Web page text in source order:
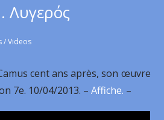
Λυγερός
/ Videos
cent ans après, son œuvre
7e. 10/04/2013. –Affiche. –